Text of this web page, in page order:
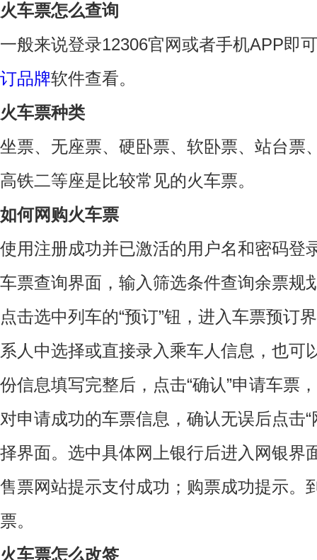
火车票怎么查询
一般来说登录12306官网或者手机APP即
订品牌软件查看。
火车票种类
坐票、无座票、硬卧票、软卧票、站台票
高铁二等座是比较常见的火车票。
如何网购火车票
使用注册成功并已激活的用户名和密码登
车票查询界面，输入筛选条件查询余票规
点击选中列车的“预订”钮，进入车票预订
系人中选择或直接录入乘车人信息，也可
份信息填写完整后，点击“确认”申请车票
对申请成功的车票信息，确认无误后点击
择界面。选中具体网上银行后进入网银界
售票网站提示支付成功；购票成功提示。
票。
火车票怎么改签